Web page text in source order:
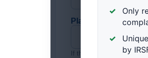
Only
by
Player Mobile / खिलाड़ी
If the player does not have